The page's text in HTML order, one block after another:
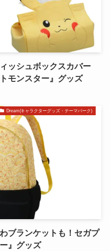
ッシュボックスカバー
モンスター』グッズ
Dream(キャラクターグッズ・テーマパーク)
ブランケットも！セガプ
』グッズ